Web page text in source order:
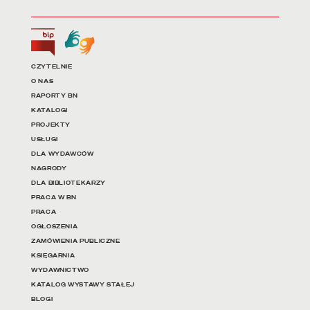
Biuletyn Informacji Publicznej
Tłumacz języka migowego
Linki do najważniejszych
CZYTELNIE
O NAS
RAPORTY BN
KATALOGI
PROJEKTY
USŁUGI
DLA WYDAWCÓW
NAGRODY
DLA BIBLIOTEKARZY
PRACA W BN
PRACA
OGŁOSZENIA
ZAMÓWIENIA PUBLICZNE
KSIĘGARNIA
WYDAWNICTWO
KATALOG WYSTAWY STAŁEJ
BLOGI